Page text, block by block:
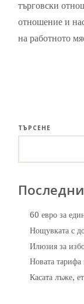
търговски
отношение и
на работното
ТЪРСЕНЕ
60 евро за
Нощувката с
Илюзия за
Новата тарифа
Касата лъже,